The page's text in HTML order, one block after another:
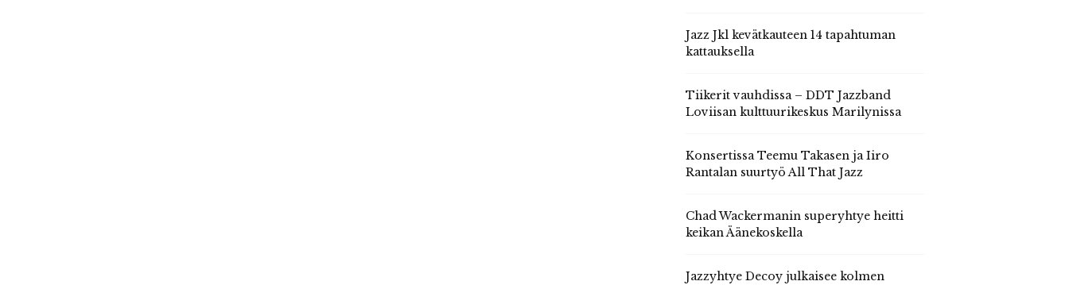
Jazz Jkl kevätkauteen 14 tapahtuman
kattauksella
Tiikerit vauhdissa – DDT Jazzband
Loviisan kulttuurikeskus Marilynissa
Konsertissa Teemu Takasen ja Iiro
Rantalan suurtyö All That Jazz
Chad Wackermanin superyhtye heitti
keikan Äänekoskella
Jazzyhtye Decoy julkaisee kolmen